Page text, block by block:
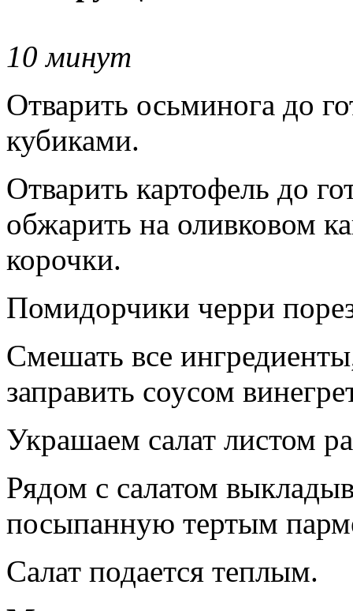
10 минут
Отварить осьминога до
кубиками.
Отварить картофель до
обжарить на оливковом
корочки.
Помидорчики черри
Смешать все
заправить соусом
Украшаем салат листом
Рядом с салатом
посыпанную тертым
Салат подается теплым.